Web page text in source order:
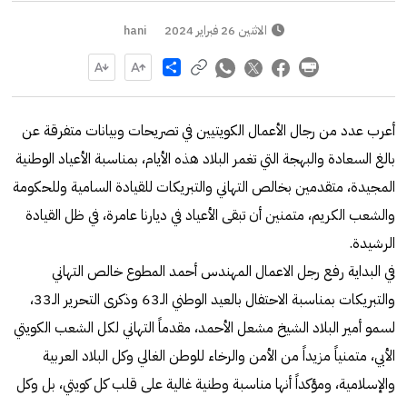
الاثنين 26 فبراير 2024 hani
Share
أعرب عدد من رجال الأعمال الكويتيين في تصريحات وبيانات متفرقة عن
بالغ السعادة والبهجة التي تغمر البلاد هذه الأيام، بمناسبة الأعياد الوطنية
المجيدة، متقدمين بخالص التهاني والتبريكات للقيادة السامية وللحكومة
والشعب الكريم، متمنين أن تبقى الأعياد في ديارنا عامرة، في ظل القيادة
الرشيدة.
في البداية رفع رجل الاعمال المهندس أحمد المطوع خالص التهاني
والتبريكات بمناسبة الاحتفال بالعيد الوطني الـ63 وذكرى التحرير الـ33،
لسمو أمير البلاد الشيخ مشعل الأحمد، مقدماً التهاني لكل الشعب الكويتي
الأبي، متمنياً مزيداً من الأمن والرخاء للوطن الغالي وكل البلاد العربية
والإسلامية، ومؤكداً أنها مناسبة وطنية غالية على قلب كل كويتي، بل وكل